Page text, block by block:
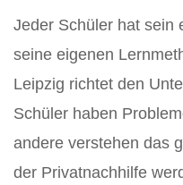
Jeder Schüler hat sein
seine eigenen
Leipzig richtet den
Schüler haben
andere verstehen das
der Privatnachhilfe